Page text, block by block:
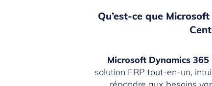
Qu’est-ce que
Microsoft Dynamics 365
solution ERP tout-en-un,